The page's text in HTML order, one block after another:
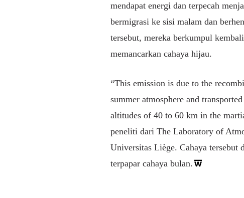
mendapat energi dan terpecah
bermigrasi ke sisi malam dan
tersebut, mereka berkumpul
memancarkan cahaya hijau.
“This emission is due to the
summer atmosphere and
altitudes of 40 to 60 km in the
peneliti dari The Laboratory of
Universitas Liège. Cahaya tersebut
terpapar cahaya bulan.